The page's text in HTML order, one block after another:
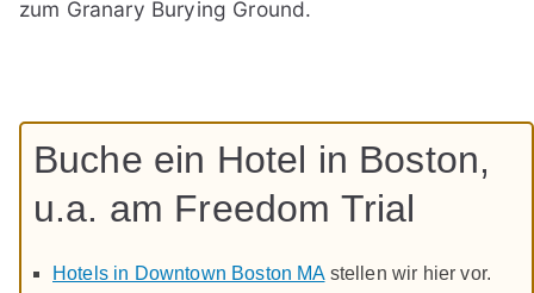
zum Granary Burying Ground.
Buche ein Hotel in Boston,
u.a. am Freedom Trial
Hotels in Downtown Boston MAstellen wir hier vor.